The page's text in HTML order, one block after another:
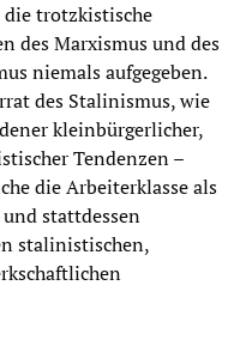
die trotzkistische
des Marxismus und des
niemals aufgegeben.
des Stalinismus, wie
kleinbürgerlicher,
Tendenzen –
die Arbeiterklasse als
stattdessen
stalinistischen,